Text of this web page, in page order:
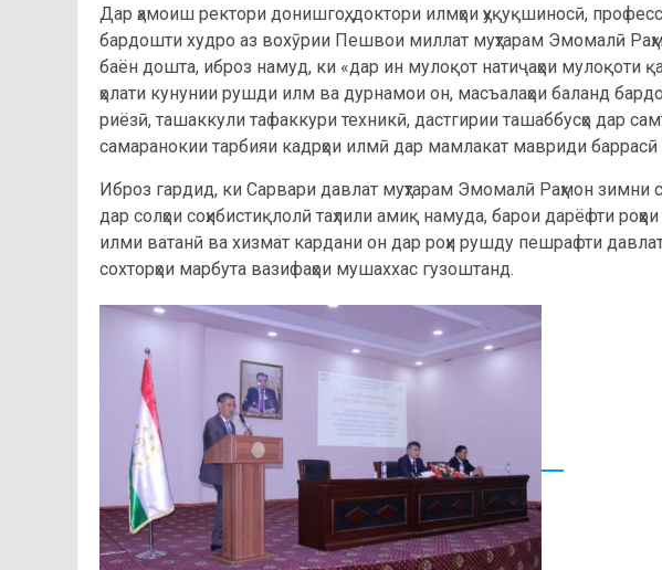
Дар ҳамоиш ректори донишгоҳ, доктори илмҳои ҳуқуқшиносӣ,
бардошти худро аз вохӯрии Пешвои миллат муҳтарам Эмомалӣ
баён дошта, иброз намуд, ки «дар ин мулоқот натиҷаҳои мулоқоти
ҳолати кунунии рушди илм ва дурнамои он, масъалаҳои баланд
риёзӣ, ташаккули тафаккури техникӣ, дастгирии ташаббусҳо дар
самаранокии тарбияи кадрҳои илмӣ дар мамлакат мавриди
Иброз гардид, ки Сарвари давлат муҳтарам Эмомалӣ Раҳмон зимни
дар солҳои соҳибистиқлолӣ таҳлили амиқ намуда, барои дарёфти
илми ватанӣ ва хизмат кардани он дар роҳи рушду пешрафти
сохторҳои марбута вазифаҳои мушаххас гузоштанд.